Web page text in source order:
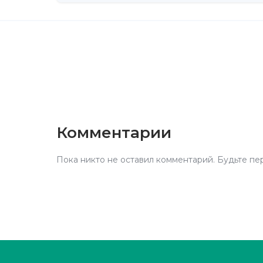
Комментарии
Пока никто не оставил комментарий. Будьте